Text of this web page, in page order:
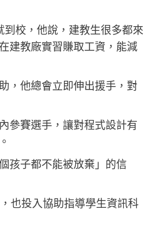
校，他說，建教生很多都來
建教廠實習賺取工資，能減
，他總會立即伸出援手，對
參賽選手，讓對程式設計有
孩子都不能被放棄」的信
也投入協助指導學生資訊科